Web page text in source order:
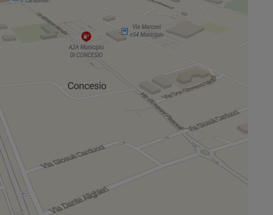
Godiva
2,1 Km
2,8 Km
Osteria del Michelàs
350 m
Trattoria Pizzeria Borgo Vecchio
390 m
Osteria Le Roncaglie
740 m
Zero Integrale
Trattoria Pizzeria Al Grillo